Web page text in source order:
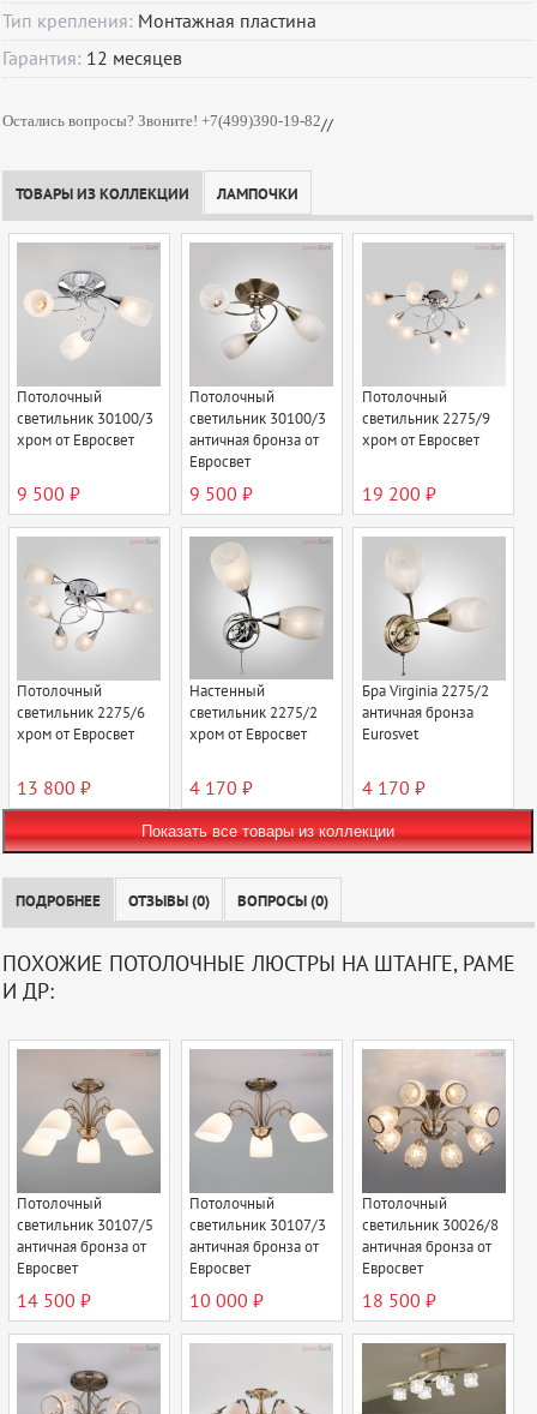
Тип крепления: Монтажная пластина
Гарантия: 12 месяцев
Остались вопросы? Звоните! +7(499)390-19-82//
ТОВАРЫ ИЗ КОЛЛЕКЦИИ ЛАМПОЧКИ
Потолочный
светильник 30100/3
хром от Евросвет
9 500 ₽
Потолочный
светильник 30100/3
античная бронза от
Евросвет
9 500 ₽
Потолочный
светильник 2275/9
хром от Евросвет
19 200 ₽
Потолочный
светильник 2275/6
хром от Евросвет
13 800 ₽
Настенный
светильник 2275/2
хром от Евросвет
4 170 ₽
Бра Virginia 2275/2
античная бронза
Eurosvet
4 170 ₽
Показать все товары из коллекции
ПОДРОБНЕЕ ОТЗЫВЫ (0) ВОПРОСЫ (0)
ПОХОЖИЕ ПОТОЛОЧНЫЕ ЛЮСТРЫ НА ШТАНГЕ, РАМЕ
И ДР:
Потолочный
светильник 30107/5
античная бронза от
Евросвет
14 500 ₽
Потолочный
светильник 30107/3
античная бронза от
Евросвет
10 000 ₽
Потолочный
светильник 30026/8
античная бронза от
Евросвет
18 500 ₽